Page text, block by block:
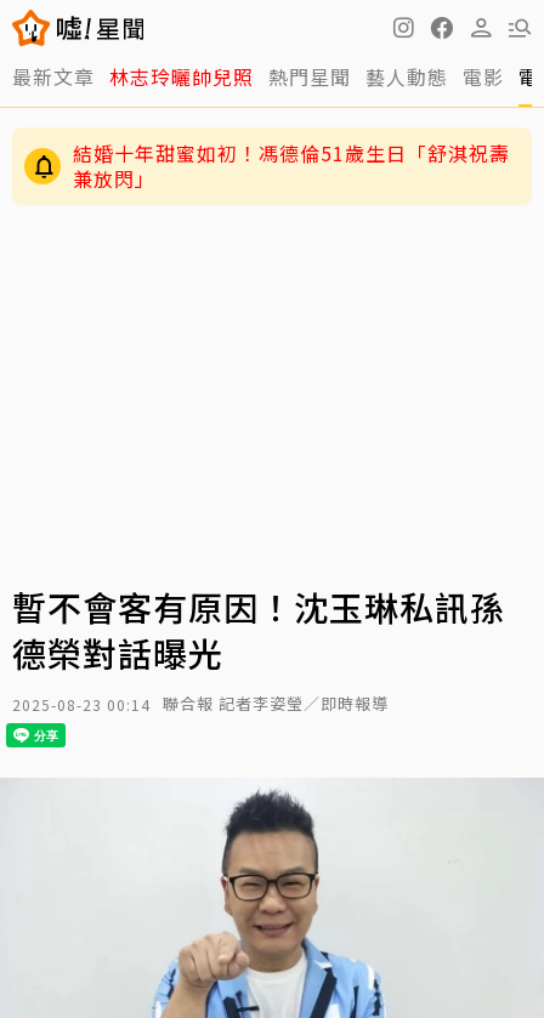
最新文章 林志玲曬帥兒照 熱門星聞 藝人動態 電影
結婚十年甜蜜如初！馮德倫51歲生日「舒淇祝壽
兼放閃」
暫不會客有原因！沈玉琳私訊孫
德榮對話曝光
2025-08-23 00:14 聯合報 記者李姿瑩／即時報導